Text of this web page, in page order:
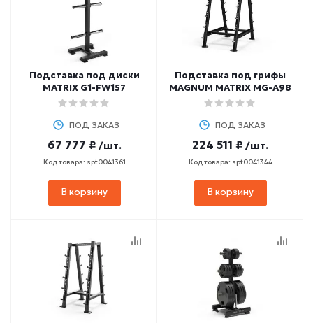
Подставка под диски
MATRIX G1-FW157
ПОД ЗАКАЗ
67 777 ₽ /шт.
Код товара: spt0041361
В корзину
Подставка под грифы
MAGNUM MATRIX MG-A98
ПОД ЗАКАЗ
224 511 ₽ /шт.
Код товара: spt0041344
В корзину